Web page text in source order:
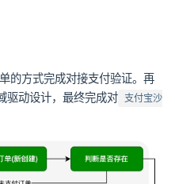
的方式完成对接支付验证。再
驱动设计，最终完成对
支付宝沙